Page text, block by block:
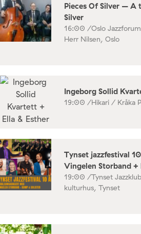
Pieces Of Silver – A
Silver
16:00 /Oslo
Herr Nilsen, Oslo
Ingeborg Sollid
19:00 /Hikari / Kråka
Tynset jazzfestival
Vingelen Storband
19:00 /Tynset
kulturhus, Tynset